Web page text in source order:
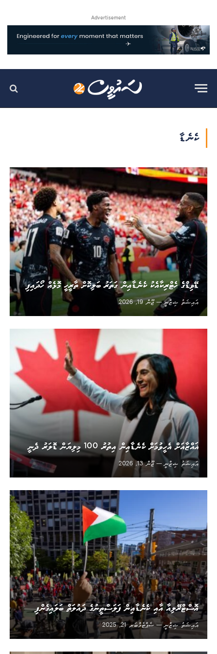
Advertisement
ކެނެޑާ
ޑޭވިޑްގެ ހެޓްރިކާއެކު ކެނެޑާއިން ގަތަރު ބަލިކޮށް ތާރީހީ މޮޅެއް ހޯދައިފި
އައިޝަތު ޝިޒްނީ
ޖޫން 19, 2026
ޣައްޒާއަށް އެހީވުމަށް ކެނެޑާއިން އިތުރު 100 މިލިޔަން ޑޮލަރު ދެނީ
އައިޝަތު ޝިޒްނީ
ޖޫން 13, 2026
އޮސްޓްރޭލިއާ އާއި ކެނެޑާއިން ފަލަސްތީނުގެ ދައުލަތް ބަލައިގެންފި
އައިޝަތު ޝިޒްނީ
ސެޕްޓެމްބަރ 21, 2025